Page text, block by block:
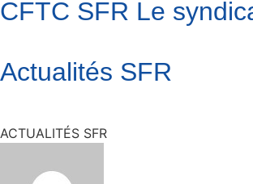
CFTC SFR Le
Actualités SFR
ACTUALITÉS SFR